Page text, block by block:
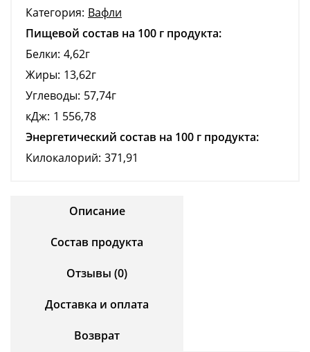
Категория: Вафли
Пищевой состав на 100 г продукта:
Белки: 4,62г
Жиры: 13,62г
Углеводы: 57,74г
кДж: 1 556,78
Энергетический состав на 100 г продукта:
Килокалорий: 371,91
Описание
Состав продукта
Отзывы (0)
Доставка и оплата
Возврат